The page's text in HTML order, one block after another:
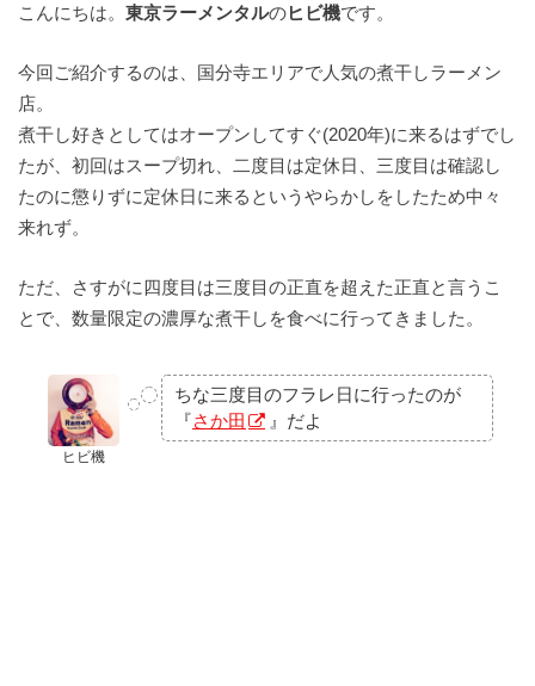
こんにちは。 東京ラーメンタルのヒビ機です。
今回ご紹介するのは、国分寺エリアで人気の煮干しラーメン
店。
煮干し好きとしてはオープンしてすぐ(2020年)に来るはずでし
たが、初回はスープ切れ、二度目は定休日、三度目は確認し
たのに懲りずに定休日に来るというやらかしをしたため中々
来れず。
ただ、さすがに四度目は三度目の正直を超えた正直と言うこ
とで、数量限定の濃厚な煮干しを食べに行ってきました。
ヒビ機
ちな三度目のフラレ日に行ったのが
『さか田 』だよ